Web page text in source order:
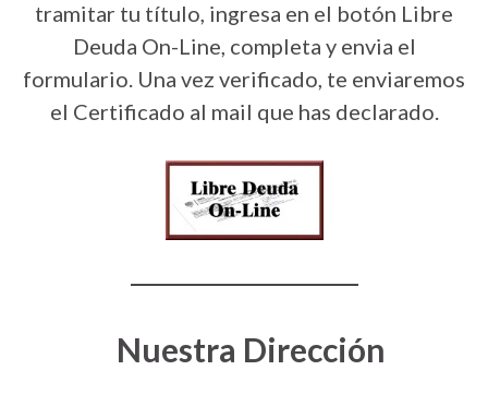
tramitar tu título, ingresa en el botón Libre
Deuda On-Line, completa y envia el
formulario. Una vez verificado, te enviaremos
el Certificado al mail que has declarado.
Nuestra Dirección